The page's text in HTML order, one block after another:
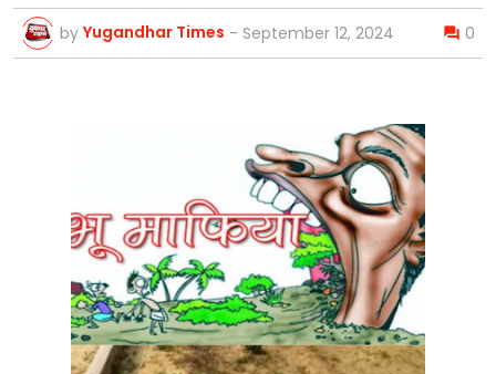
by Yugandhar Times - September 12, 2024 0